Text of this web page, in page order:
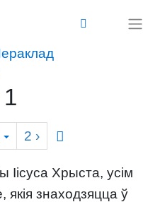
2 ›
Хрыста, усім
якія знаходзяцца ў